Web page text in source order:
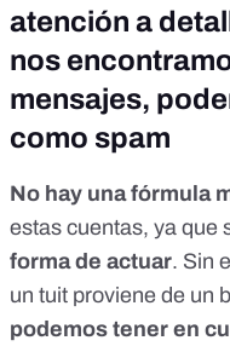
atención a
nos
mensajes,
como spam
No hay una fórmula
estas cuentas, ya que
forma de actuar. Sin
un tuit proviene de un
podemos tener en